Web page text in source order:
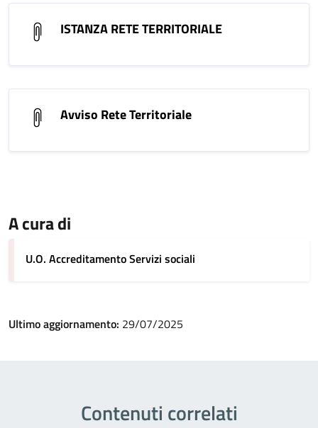
ISTANZA RETE TERRITORIALE
Avviso Rete Territoriale
A cura di
U.O. Accreditamento Servizi sociali
Ultimo aggiornamento: 29/07/2025
Contenuti correlati